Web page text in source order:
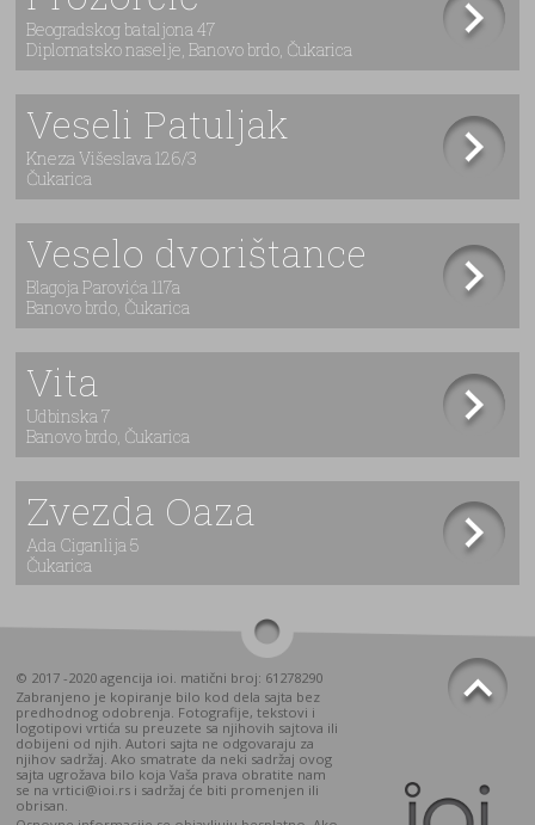
Beogradskog bataljona 47
Diplomatsko naselje, Banovo brdo, Čukarica
Veseli Patuljak
Kneza Višeslava 126/3
Čukarica
Veselo dvorištance
Blagoja Parovića 117a
Banovo brdo, Čukarica
Vita
Udbinska 7
Banovo brdo, Čukarica
Zvezda Oaza
Ada Ciganlija 5
Čukarica
© 2017 -2020 agencija ioi. matični broj: 61278290
Zabranjeno je kopiranje bilo kod dela sajta bez
predhodnog odobrenja. Fotografije, tekstovi i
logotipovi vrtića su preuzete sa njihovih sajtova ili
dobijeni od njih. Autori sajta ne odgovaraju za
njihov sadržaj. Ako smatrate da neki sadržaj ovog
sajta ugrožava bilo koja Vaša prava obratite nam
se na vrtici@ioi.rs i sadržaj će biti promenjen ili
obrisan.